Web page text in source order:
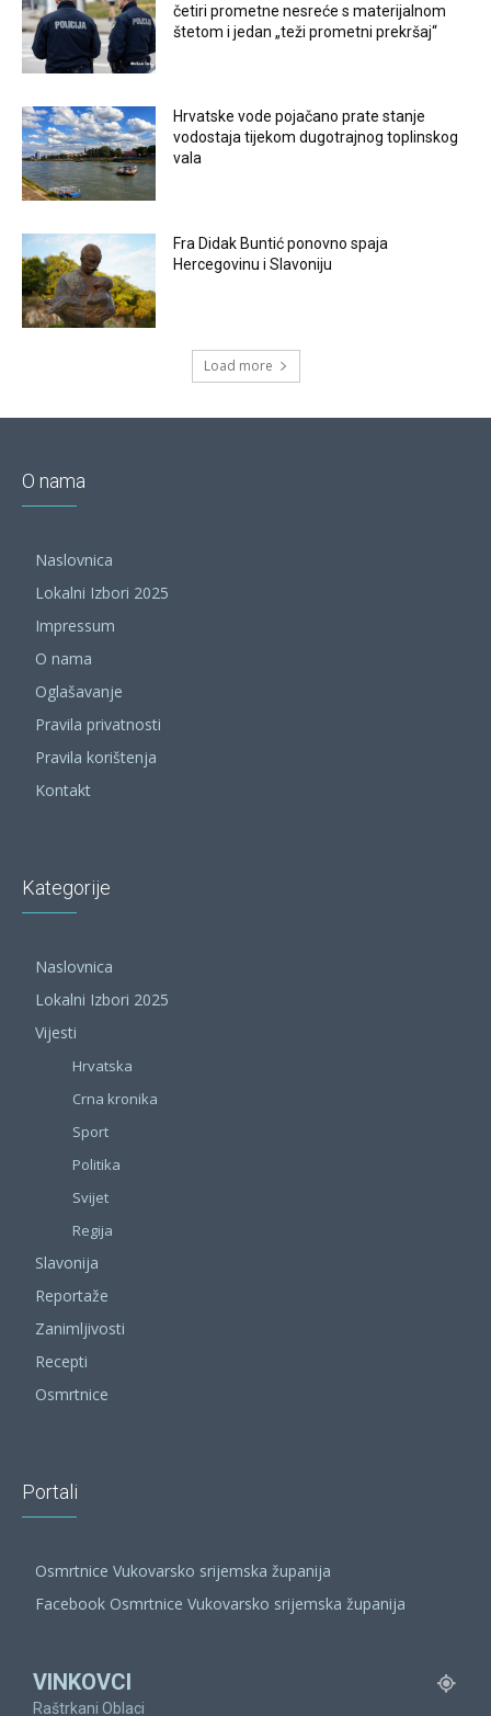
četiri prometne nesreće s materijalnom
štetom i jedan „teži prometni prekršaj“
Hrvatske vode pojačano prate stanje
vodostaja tijekom dugotrajnog toplinskog
vala
Fra Didak Buntić ponovno spaja
Hercegovinu i Slavoniju
Load more
O nama
Naslovnica
Lokalni Izbori 2025
Impressum
O nama
Oglašavanje
Pravila privatnosti
Pravila korištenja
Kontakt
Kategorije
Naslovnica
Lokalni Izbori 2025
Vijesti
Hrvatska
Crna kronika
Sport
Politika
Svijet
Regija
Slavonija
Reportaže
Zanimljivosti
Recepti
Osmrtnice
Portali
Osmrtnice Vukovarsko srijemska županija
Facebook Osmrtnice Vukovarsko srijemska županija
VINKOVCI
Raštrkani Oblaci